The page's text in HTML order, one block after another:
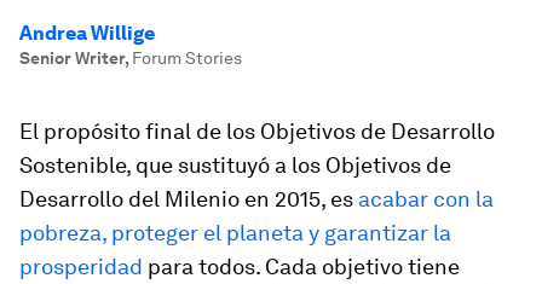
Andrea Willige
Senior Writer, Forum Stories
El propósito final de los Objetivos de Desarrollo
Sostenible, que sustituyó a los Objetivos de
Desarrollo del Milenio en 2015, es acabar con la
pobreza, proteger el planeta y garantizar la
prosperidad para todos. Cada objetivo tiene